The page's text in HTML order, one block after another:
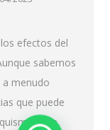
efectos del
sabemos
a menudo
que puede
es la